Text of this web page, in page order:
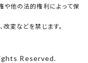
や他の法的権利によって保
変などを禁じます。
Reserved.